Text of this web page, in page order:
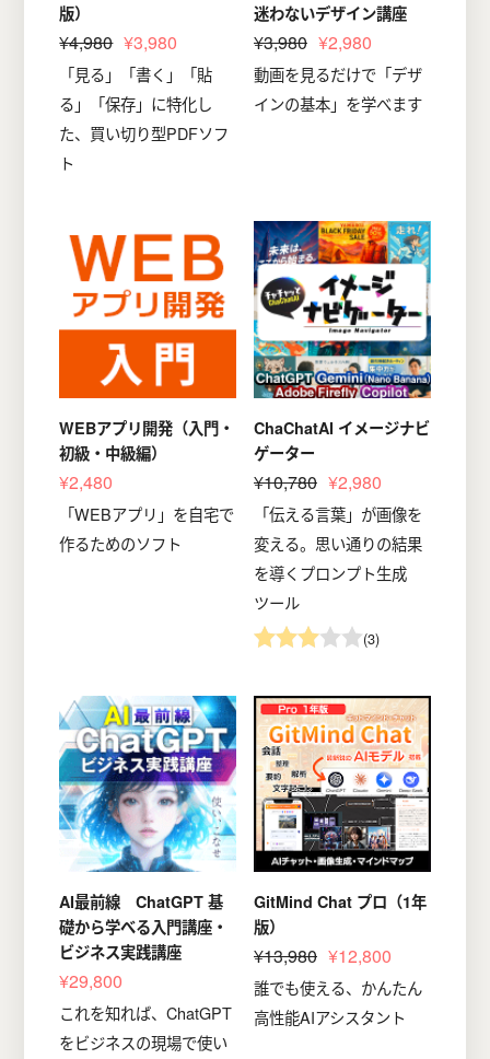
版）
¥4,980 ¥3,980
「見る」「書く」「貼
る」「保存」に特化し
た、買い切り型PDFソフ
ト
迷わないデザイン講座
¥3,980 ¥2,980
動画を見るだけで「デザ
インの基本」を学べます
WEBアプリ開発（入門・
初級・中級編）
¥2,480
「WEBアプリ」を自宅で
作るためのソフト
ChaChatAI イメージナビ
ゲーター
¥10,780 ¥2,980
「伝える言葉」が画像を
変える。思い通りの結果
を導くプロンプト生成
ツール
(3)
AI最前線 ChatGPT 基
礎から学べる入門講座・
ビジネス実践講座
¥29,800
これを知れば、ChatGPT
をビジネスの現場で使い
GitMind Chat プロ（1年
版）
¥13,980 ¥12,800
誰でも使える、かんたん
高性能AIアシスタント